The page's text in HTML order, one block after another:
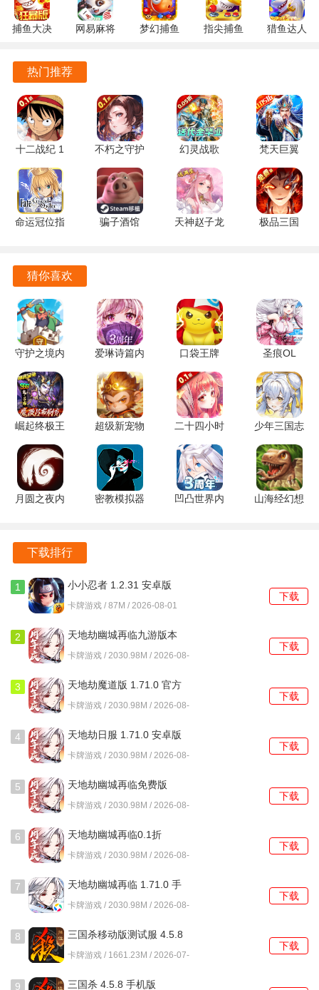
黑暗荒野游戏特色
体验美少女成长的喜悦，尽享养成的无限乐趣，欣赏绝美
live2D动态画卷：俏皮萝莉、妖娆御姐、孤傲公主，性格鲜
明的美少女战士，将如何与你的世界交织出奇妙火花?
收获钻石，多样挂机福利静候你的领取!
即时策略挑战，跨越传统阵营界限，集结来自不同阵营的美
少女战士，依据独特属性精心构建队伍，创造属于你的独特
战队!
奇幻剧情启程，异世界探险之旅，踏入错综复杂的异世界叙
事，剧情跌宕起伏，扣人心弦;一同揭开异世界深层迷雾的神
秘面纱!
黑暗荒野游戏简评
黑暗荒野是一款充满挑战和乐趣的放置卡牌手游，游戏中融
合了精美的画面、丰富的剧情和策略性的战斗玩法，给玩家
带来了全新的游戏体验。
玩家可以感受到紧张刺激的战斗，体验到与好友一起并肩作
战的乐趣。
展现自己的智慧和勇气，成为黑暗荒野中的英雄。
在这个充满幻想与冒险的世界中，玩家将不断成长，探索未
知的领域。
捕鱼大决
122.7.291
最新版
网易麻将
官方版
梦幻捕鱼
指尖捕鱼
猎鱼达人
热门推荐
十二战纪 1
安卓版
不朽之守护
1.0 安卓版
幻灵战歌
1.0.11 安卓
版
梵天巨翼
1.0.0 安卓
版
命运冠位指
卓版
骗子酒馆
天神赵子龙
极品三国
猜你喜欢
守护之境内
购版 3.3.9
安卓版
爱琳诗篇内
购版 1.0.36
安卓版
口袋王牌
0.1折
3.0.0.3 安
卓版
圣痕OL
1.0.0 官方
版
崛起终极王
者福利版
1.0.1 手机
版
超级新宠物
0.1折 1.0.0
最新版
二十四小时
1.0.0 安卓
版
少年三国志
2内购版
1.49.03 安
卓版
月圆之夜内
密教模拟器
凹凸世界内
山海经幻想
下载排行
1 小小忍者 1.2.31 安卓版
卡牌游戏 / 87M / 2026-08-01
下载
2
天地劫幽城再临九游版本
1.71.0 最新版
卡牌游戏 / 2030.98M / 2026-08-
下载
3
天地劫魔道版 1.71.0 官方
版
卡牌游戏 / 2030.98M / 2026-08-
下载
4 天地劫日服 1.71.0 安卓版
卡牌游戏 / 2030.98M / 2026-08-
下载
5
天地劫幽城再临免费版
1.71.0 官方版
卡牌游戏 / 2030.98M / 2026-08-
下载
6
天地劫幽城再临0.1折
1.71.0 最新版
卡牌游戏 / 2030.98M / 2026-08-
下载
7
天地劫幽城再临 1.71.0 手
机版
卡牌游戏 / 2030.98M / 2026-08-
下载
8
三国杀移动版测试服 4.5.8
安卓版
卡牌游戏 / 1661.23M / 2026-07-
下载
9 三国杀 4.5.8 手机版